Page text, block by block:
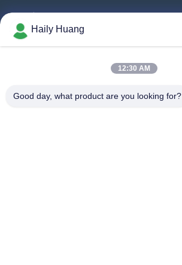
Προϊόντα
Βίντεο
Έλεγχος Ποιότητας
Haily Huang
12:30 AM
Good day, what product are you looking for?